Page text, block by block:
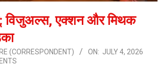
विजुअल्स, एक्शन और मिथक
(CORRESPONDENT) ON: JULY 4, 2026